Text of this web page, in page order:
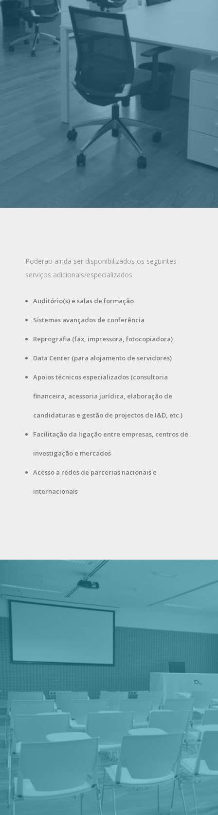
Poderão ainda ser disponibilizados os seguintes
serviços adicionais/especializados:
Auditório(s) e salas de formação
Sistemas avançados de conferência
Reprografia (fax, impressora, fotocopiadora)
Data Center (para alojamento de servidores)
Apoios técnicos especializados (consultoria
financeira, acessoria jurídica, elaboração de
candidaturas e gestão de projectos de I&D, etc.)
Facilitação da ligação entre empresas, centros de
investigação e mercados
Acesso a redes de parcerias nacionais e
internacionais